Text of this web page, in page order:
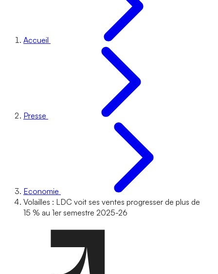
Accueil
Presse
Economie
Volailles : LDC voit ses ventes progresser de plus de
15 % au 1er semestre 2025-26